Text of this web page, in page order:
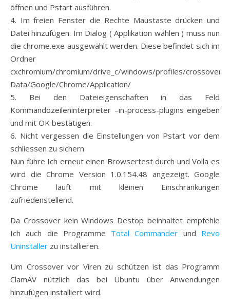
öffnen und Pstart ausführen.
4. Im freien Fenster die Rechte Maustaste drücken und
Datei hinzufügen. Im Dialog ( Applikation wählen ) muss nun
die chrome.exe ausgewählt werden. Diese befindet sich im
Ordner
cxchromium/chromium/drive_c/windows/profiles/crossover/
Data/Google/Chrome/Application/
5. Bei den Dateieigenschaften in das Feld
Kommandozeileninterpreter –in-process-plugins eingeben
und mit OK bestätigen.
6. Nicht vergessen die Einstellungen von Pstart vor dem
schliessen zu sichern
Nun führe Ich erneut einen Browsertest durch und Voila es
wird die Chrome Version 1.0.154.48 angezeigt. Google
Chrome läuft mit kleinen Einschränkungen
zufriedenstellend.
Da Crossover kein Windows Destop beinhaltet empfehle
Ich auch die Programme Total Commander und Revo
Uninstaller zu installieren.
Um Crossover vor Viren zu schützen ist das Programm
ClamAV nützlich das bei Ubuntu über Anwendungen
hinzufügen installiert wird.